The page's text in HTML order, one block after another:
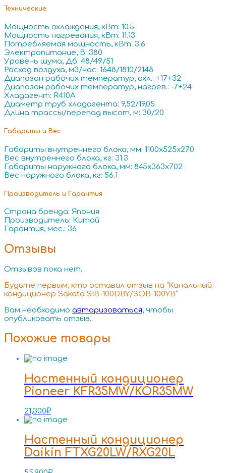
Технические
Мощность охлаждения, кВт: 10.5
Мощность нагревания, кВт: 11.13
Потребляемая мощность, кВт: 3.6
Электропитание, В: 380
Уровень шума, Дб: 48/49/51
Расход воздуха, м3/час: 1648/1810/2148
Диапазон рабочих температур, охл.: +17+32
Диапазон рабочих температур, нагрев.: -7+24
Хладагент: R410A
Диаметр труб хладагента: 9,52/19,05
Длина трассы/перепад высот, м: 30/20
Габариты и Вес
Габариты внутреннего блока, мм: 1100x525x270
Вес внутреннего блока, кг: 31.3
Габариты наружного блока, мм: 845x363x702
Вес наружного блока, кг: 56.1
Производитель и Гарантия
Страна бренда: Япония
Производитель: Китай
Гарантия, мес.: 36
Отзывы
Отзывов пока нет.
Будьте первым, кто оставил отзыв на “Канальный
кондиционер Sakata SIB-100DBY/SOB-100YB”
Вам необходимо авторизоваться, чтобы
опубликовать отзыв.
Похожие товары
Настенный кондиционер
Pioneer KFR35MW/KOR35MW
21,300₽
Настенный кондиционер
Daikin FTXG20LW/RXG20L